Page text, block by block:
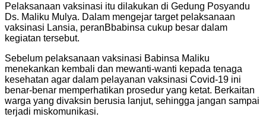
Pelaksanaan vaksinasi itu dilakukan di Gedung Posyandu
Ds. Maliku Mulya. Dalam mengejar target pelaksanaan
vaksinasi Lansia, peranBbabinsa cukup besar dalam
kegiatan tersebut.
Sebelum pelaksanaan vaksinasi Babinsa Maliku
menekankan kembali dan mewanti-wanti kepada tenaga
kesehatan agar dalam pelayanan vaksinasi Covid-19 ini
benar-benar memperhatikan prosedur yang ketat. Berkaitan
warga yang divaksin berusia lanjut, sehingga jangan sampai
terjadi miskomunikasi.